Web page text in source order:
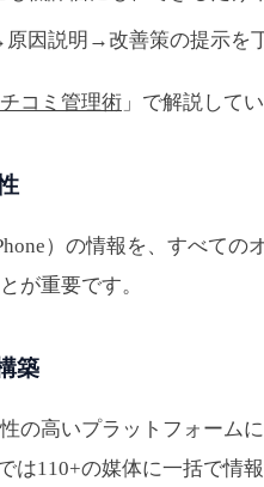
因説明→改善策の提示を
コミ管理術 」で解説してい
）の情報を、すべて
が重要です。
築
の高いプラットフォーム
は110+の媒体に一括で情